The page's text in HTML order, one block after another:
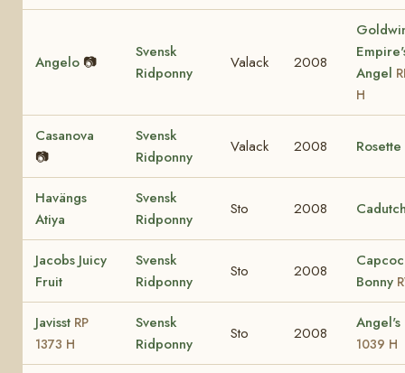
Angelo 📷
Svensk
Ridponny
Valack 2008
Angel
H
Casanova
📷
Svensk
Ridponny
Valack 2008 Rosette
Havängs
Atiya
Svensk
Ridponny
Sto 2008
Jacobs Juicy
Fruit
Svensk
Ridponny
Sto 2008
Bonny
Javisst RP
1373 H
Svensk
Ridponny
Sto 2008
1039 H